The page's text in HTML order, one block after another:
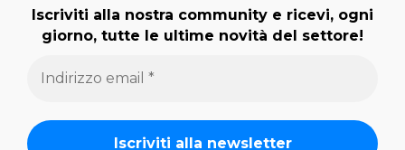
Iscriviti alla nostra community e ricevi, ogni
giorno, tutte le ultime novità del settore!